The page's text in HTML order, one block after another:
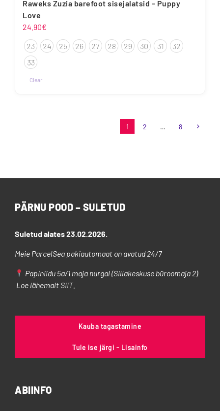
Raweks Zuzia barefoot sisejalatsid – Puppy
Love
24.90€
23 24 25 26 27 28 29 30 31
32
33
Clear
1 2 … 8
PÄRNU POOD – SULETUD
Suletud alates 23.02.2026.
Meie ParcelSea pakiautomaat on avatud 24/7
Papiniidu 5a/1 maja nurgal (Sillakeskuse büroomaja 2)
Loe lähemaltSIIT.
Kauba tagastamine
Tule ise järgi - Lisainfo
ABIINFO